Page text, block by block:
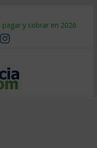
y cobrar en 2026
sale tan caro
auditarla a tiempo
qué hacer
segmentarlo y venderle